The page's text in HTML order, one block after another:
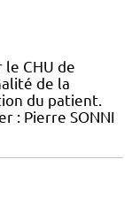
le CHU de
de la
du patient.
: Pierre SONNI